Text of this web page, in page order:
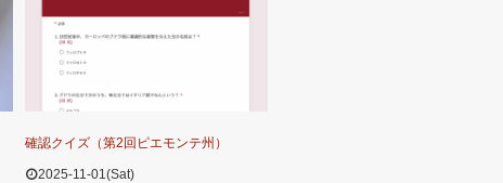
確認クイズ（第2回ピエモンテ州）
2025-11-01(Sat)